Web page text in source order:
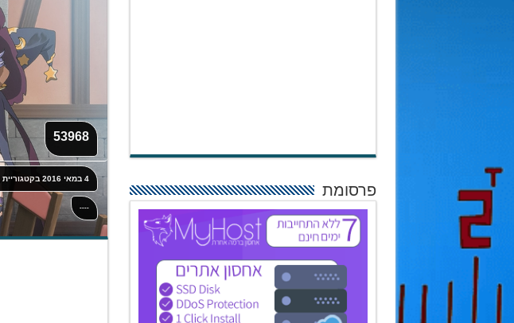
53968
4 במאי 2016 בקטגוריית
----
פרסומת